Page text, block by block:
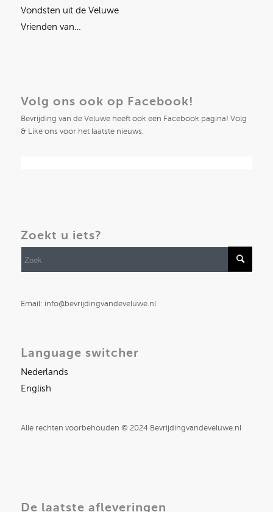
Vondsten uit de Veluwe
Vrienden van…
Volg ons ook op Facebook!
Bevrijding van de Veluwe heeft ook een Facebook pagina! Volg
& Like ons voor het laatste nieuws.
Zoekt u iets?
Email: info@bevrijdingvandeveluwe.nl
Language switcher
Nederlands
English
Alle rechten voorbehouden © 2024 Bevrijdingvandeveluwe.nl
De laatste afleveringen